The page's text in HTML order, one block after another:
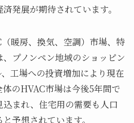
発展が期待されています。
暖房、換気、空調）市場、特
プノンペン地域のショッピン
工場への投資増加により現在
のHVAC市場は今後5年間で
まれ、住宅用の需要も人口
予想されています。